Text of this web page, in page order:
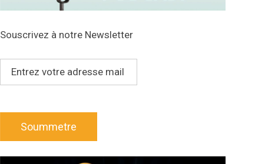
Souscrivez à notre Newsletter